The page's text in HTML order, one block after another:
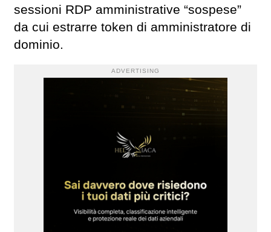
sessioni RDP amministrative “sospese”
da cui estrarre token di amministratore di
dominio.
ADVERTISING